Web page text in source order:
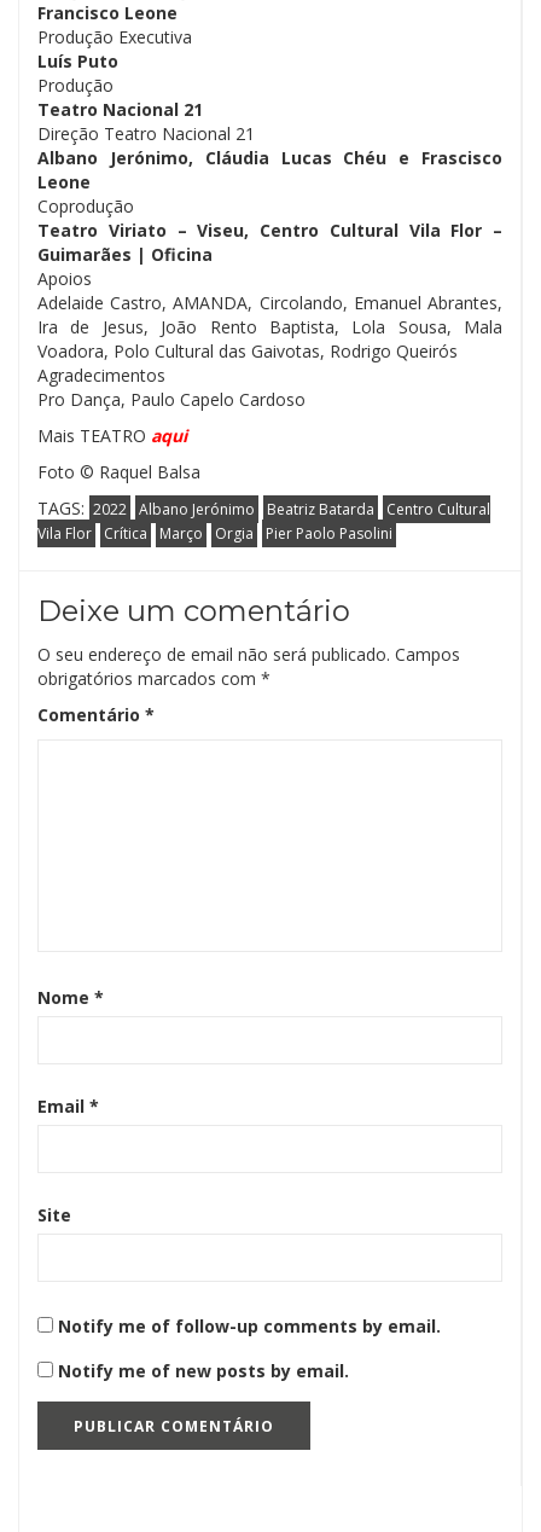
Francisco Leone
Produção Executiva
Luís Puto
Produção
Teatro Nacional 21
Direção Teatro Nacional 21
Albano Jerónimo, Cláudia Lucas Chéu e Frascisco
Leone
Coprodução
Teatro Viriato – Viseu, Centro Cultural Vila Flor –
Guimarães | Oficina
Apoios
Adelaide Castro, AMANDA, Circolando, Emanuel Abrantes,
Ira de Jesus, João Rento Baptista, Lola Sousa, Mala
Voadora, Polo Cultural das Gaivotas, Rodrigo Queirós
Agradecimentos
Pro Dança, Paulo Capelo Cardoso
Mais TEATRO aqui
Foto © Raquel Balsa
TAGS: 2022 Albano Jerónimo Beatriz Batarda
Centro Cultural
Vila Flor
Crítica Março Orgia Pier Paolo Pasolini
Deixe um comentário
O seu endereço de email não será publicado. Campos
obrigatórios marcados com *
Comentário *
Nome *
Email *
Site
Notify me of follow-up comments by email.
Notify me of new posts by email.